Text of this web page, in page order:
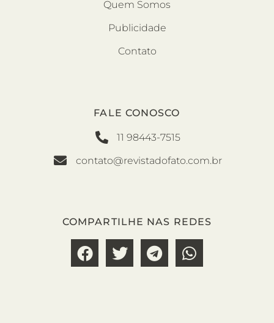
Quem Somos
Publicidade
Contato
FALE CONOSCO
11 98443-7515
contato@revistadofato.com.br
COMPARTILHE NAS REDES